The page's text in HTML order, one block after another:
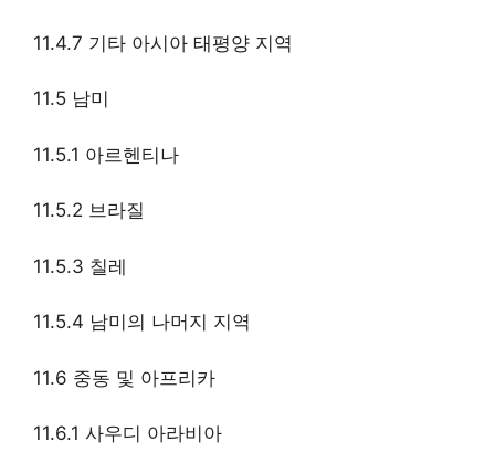
11.4.7 기타 아시아 태평양 지역
11.5 남미
11.5.1 아르헨티나
11.5.2 브라질
11.5.3 칠레
11.5.4 남미의 나머지 지역
11.6 중동 및 아프리카
11.6.1 사우디 아라비아